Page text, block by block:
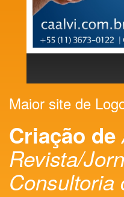
Maior site de
Criação de
Revista/
Consultoria